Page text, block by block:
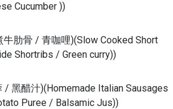
Cucumber ))
肋骨 / 青咖哩)(Slow Cooked Short
Shortribs / Green curry))
黑醋汁)(Homemade Italian Sausages
Puree / Balsamic Jus))